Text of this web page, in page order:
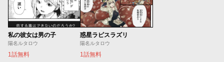
私の彼女は男の子
陽名ルタロウ
1話無料
惑星ラピスラズリ
陽名ルタロウ
1話無料